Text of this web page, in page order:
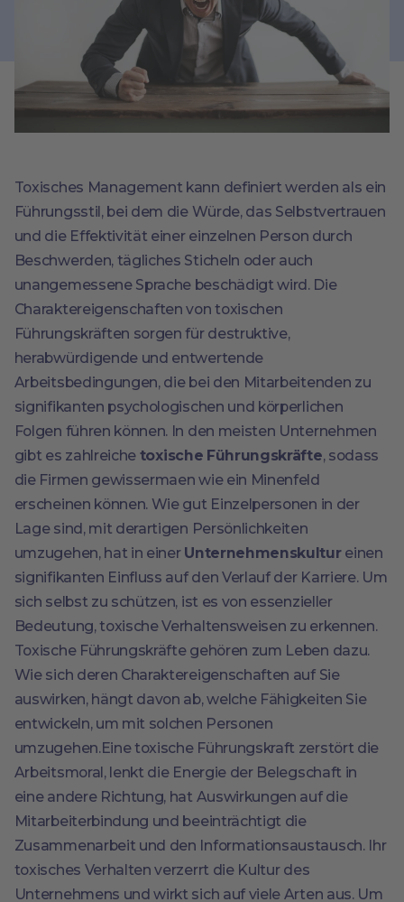
Toxisches Management kann definiert werden als ein
Führungsstil, bei dem die Würde, das Selbstvertrauen
und die Effektivität einer einzelnen Person durch
Beschwerden, tägliches Sticheln oder auch
unangemessene Sprache beschädigt wird. Die
Charaktereigenschaften von toxischen
Führungskräften sorgen für destruktive,
herabwürdigende und entwertende
Arbeitsbedingungen, die bei den Mitarbeitenden zu
signifikanten psychologischen und körperlichen
Folgen führen können. In den meisten Unternehmen
gibt es zahlreiche toxische Führungskräfte, sodass
die Firmen gewissermaen wie ein Minenfeld
erscheinen können. Wie gut Einzelpersonen in der
Lage sind, mit derartigen Persönlichkeiten
umzugehen, hat in einer Unternehmenskultureinen
signifikanten Einfluss auf den Verlauf der Karriere. Um
sich selbst zu schützen, ist es von essenzieller
Bedeutung, toxische Verhaltensweisen zu erkennen.
Toxische Führungskräfte gehören zum Leben dazu.
Wie sich deren Charaktereigenschaften auf Sie
auswirken, hängt davon ab, welche Fähigkeiten Sie
entwickeln, um mit solchen Personen
umzugehen.Eine toxische Führungskraft zerstört die
Arbeitsmoral, lenkt die Energie der Belegschaft in
eine andere Richtung, hat Auswirkungen auf die
Mitarbeiterbindung und beeinträchtigt die
Zusammenarbeit und den Informationsaustausch. Ihr
toxisches Verhalten verzerrt die Kultur des
Unternehmens und wirkt sich auf viele Arten aus. Um